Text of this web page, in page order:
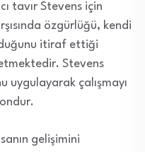
tavır Stevens için
özgürlüğü, kendi
itiraf ettiği
Stevens
uygulayarak çalışmayı
gelişimini